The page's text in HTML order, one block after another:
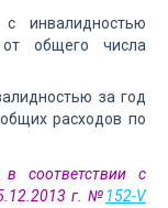
инвалидностью
общего числа
за год
расходов по
соответствии с
г. №152-V